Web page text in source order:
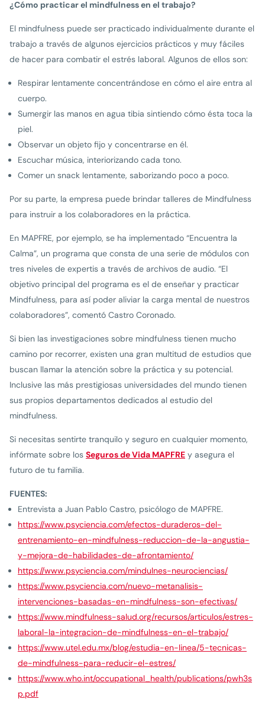
¿Cómo practicar el mindfulness en el trabajo?
El mindfulness puede ser practicado individualmente durante el
trabajo a través de algunos ejercicios prácticos y muy fáciles
de hacer para combatir el estrés laboral. Algunos de ellos son:
Respirar lentamente concentrándose en cómo el aire entra al
cuerpo.
Sumergir las manos en agua tibia sintiendo cómo ésta toca la
piel.
Observar un objeto fijo y concentrarse en él.
Escuchar música, interiorizando cada tono.
Comer un snack lentamente, saborizando poco a poco.
Por su parte, la empresa puede brindar talleres de Mindfulness
para instruir a los colaboradores en la práctica.
En MAPFRE, por ejemplo, se ha implementado “Encuentra la
Calma”, un programa que consta de una serie de módulos con
tres niveles de expertis a través de archivos de audio. “El
objetivo principal del programa es el de enseñar y practicar
Mindfulness, para así poder aliviar la carga mental de nuestros
colaboradores”, comentó Castro Coronado.
Si bien las investigaciones sobre mindfulness tienen mucho
camino por recorrer, existen una gran multitud de estudios que
buscan llamar la atención sobre la práctica y su potencial.
Inclusive las más prestigiosas universidades del mundo tienen
sus propios departamentos dedicados al estudio del
mindfulness.
Si necesitas sentirte tranquilo y seguro en cualquier momento,
infórmate sobre los Seguros de Vida MAPFRE y asegura el
futuro de tu familia.
FUENTES:
Entrevista a Juan Pablo Castro, psicólogo de MAPFRE.
https://www.psyciencia.com/efectos-duraderos-del-
entrenamiento-en-mindfulness-reduccion-de-la-angustia-
y-mejora-de-habilidades-de-afrontamiento/
https://www.psyciencia.com/mindulnes-neurociencias/
https://www.psyciencia.com/nuevo-metanalisis-
intervenciones-basadas-en-mindfulness-son-efectivas/
https://www.mindfulness-salud.org/recursos/articulos/estres-
laboral-la-integracion-de-mindfulness-en-el-trabajo/
https://www.utel.edu.mx/blog/estudia-en-linea/5-tecnicas-
de-mindfulness-para-reducir-el-estres/
https://www.who.int/occupational_health/publications/pwh3s
p.pdf